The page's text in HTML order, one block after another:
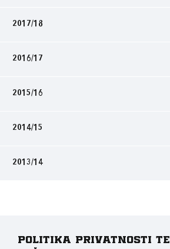
2017/18
2016/17
2015/16
2014/15
2013/14
Politika privatnosti te